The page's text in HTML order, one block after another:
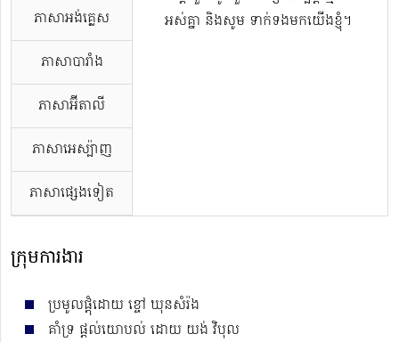
ភាសាអង់គ្លេស
ភាសាបារាំង
ភាសាអ៊ីតាលី
ភាសាអេស្ប៉ាញ
ភាសាផ្សេងទៀត
អស់គ្នា និងសូម ទាក់ទងមកយើងខ្ញុំ។
ក្រុមការងារ
ប្រមូលផ្ដុំដោយ ខ្ចៅ ឃុនសំរ៉ង
គាំទ្រ ផ្ដល់យោបល់ ដោយ យង់ វិបុល